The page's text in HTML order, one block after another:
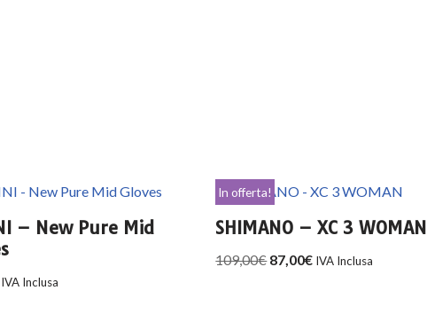
– New Pure Mid
IVA Inclusa
In offerta!
SHIMANO – XC 3 WOMAN
109,00€87,00€ IVA Inclusa